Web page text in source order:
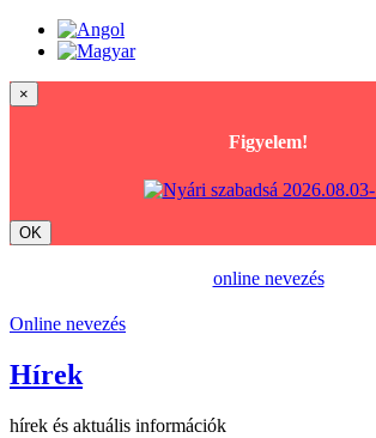
×
Figyelem!
OK
online nevezés
Online nevezés
Hírek
hírek és aktuális információk